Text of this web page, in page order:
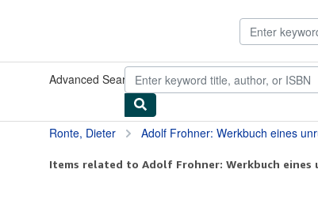
Advanced SearchBrowse Collections Rare BooksArt &
Ronte, Dieter Adolf Frohner: Werkbuch eines
Items related to Adolf Frohner: Werkbuch eines